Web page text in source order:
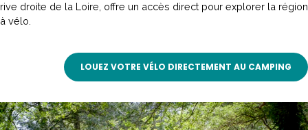
rive droite de la Loire, offre un accès direct pour explorer la région
à vélo.
LOUEZ VOTRE VÉLO DIRECTEMENT AU CAMPING